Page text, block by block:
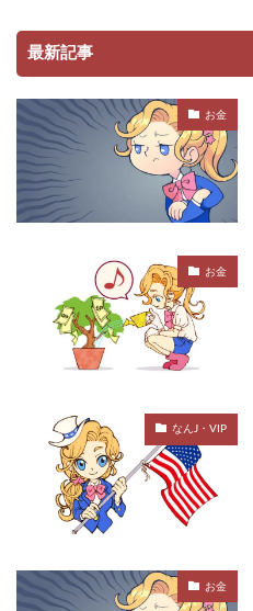
最新記事
お金
お金
なんJ・VIP
お金